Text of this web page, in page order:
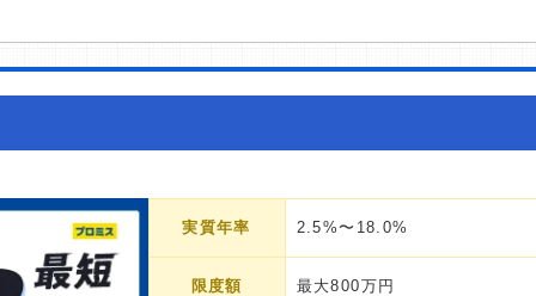
実質年率 2.5%〜18.0%
限度額 最大800万円